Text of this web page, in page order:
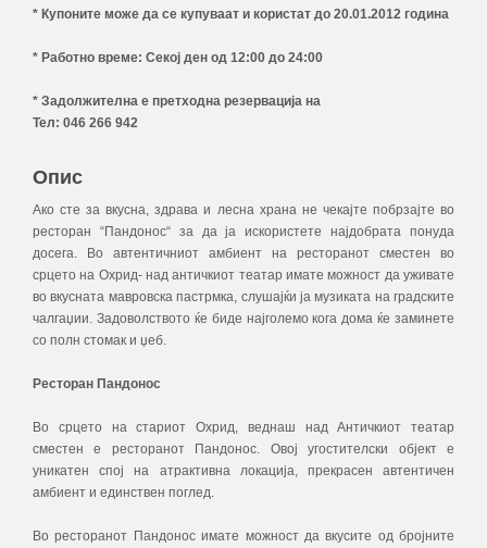
* Купоните може да се купуваат и користат до 20.01.2012 година
* Работно време: Секој ден од 12:00 до 24:00
* Задолжителна е претходна резервација на
Тел: 046 266 942
Опис
Ако сте за вкусна, здрава и лесна храна не чекајте побрзајте во
ресторан “Пандонос“ за да ја искористете најдобрата понуда
досега. Во автентичниот амбиент на ресторанот сместен во
срцето на Охрид- над античкиот театар имате можност да уживате
во вкусната мавровска пастрмка, слушајќи ја музиката на градските
чалгаџии. Задоволството ќе биде најголемо кога дома ќе заминете
со полн стомак и џеб.
Ресторан Пандонос
Во срцето на стариот Охрид, веднаш над Античкиот театар
сместен е ресторанот Пандонос. Овој угостителски објект е
уникатен спој на атрактивна локација, прекрасен автентичен
амбиент и единствен поглед.
Во ресторанот Пандонос имате можност да вкусите од бројните